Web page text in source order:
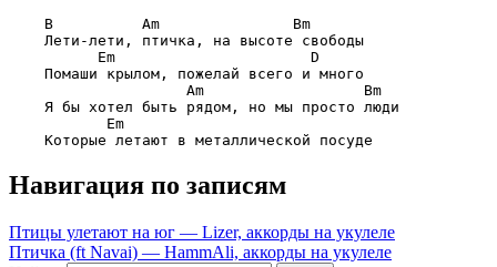
B          Am               Bm
    Лети-лети, птичка, на высоте свободы
Em                      D
    Помаши крылом, пожелай всего и много
Am                  Bm
    Я бы хотел быть рядом, но мы просто люди
Em
Навигация по записям
Птицы улетают на юг — Lizer, аккорды на укулеле
Птичка (ft Navai) — HammAli, аккорды на укулеле